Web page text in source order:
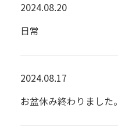
2024.08.20
日常
2024.08.17
お盆休み終わりました。